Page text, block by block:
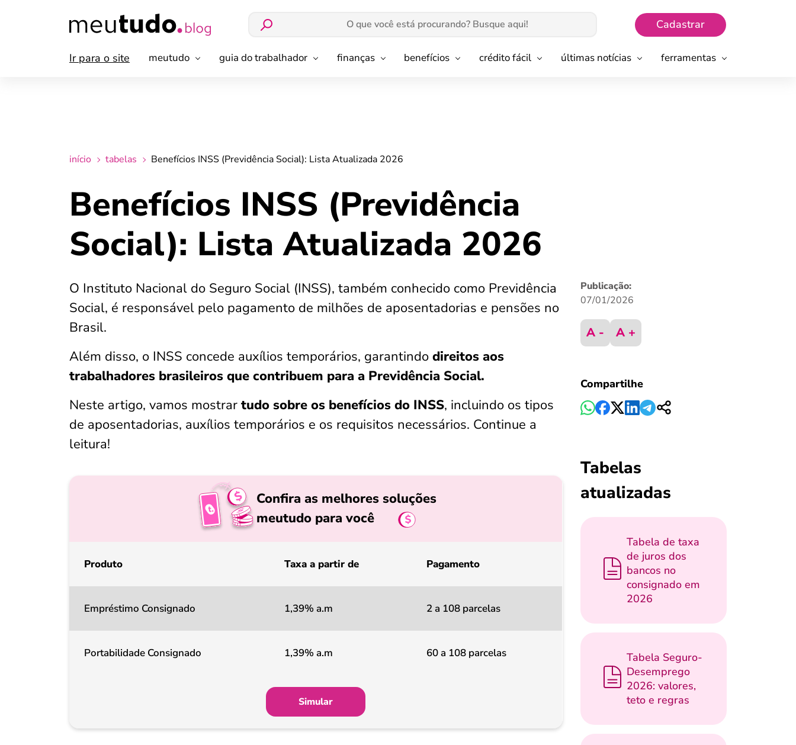
Cadastrar
Ir para o site meutudo guia do trabalhador finanças benefícios crédito fácil últimas notícias ferramentas
início tabelas Benefícios INSS (Previdência Social): Lista Atualizada 2026
Benefícios INSS (Previdência
Social): Lista Atualizada 2026
O Instituto Nacional do Seguro Social (INSS), também conhecido como Previdência
Social, é responsável pelo pagamento de milhões de aposentadorias e pensões no
Brasil.
Além disso, o INSS concede auxílios temporários, garantindo direitos aos
trabalhadores brasileiros que contribuem para a Previdência Social.
Neste artigo, vamos mostrar tudo sobre os benefícios do INSS, incluindo os tipos
de aposentadorias, auxílios temporários e os requisitos necessários. Continue a
leitura!
Confira as melhores soluções
meutudo para você
Produto Taxa a partir de Pagamento
Empréstimo Consignado 1,39% a.m 2 a 108 parcelas
Portabilidade Consignado 1,39% a.m 60 a 108 parcelas
Simular
Publicação:
07/01/2026
A - A +
Compartilhe
Tabelas
atualizadas
Tabela de taxa
de juros dos
bancos no
consignado em
2026
Tabela Seguro-
Desemprego
2026: valores,
teto e regras